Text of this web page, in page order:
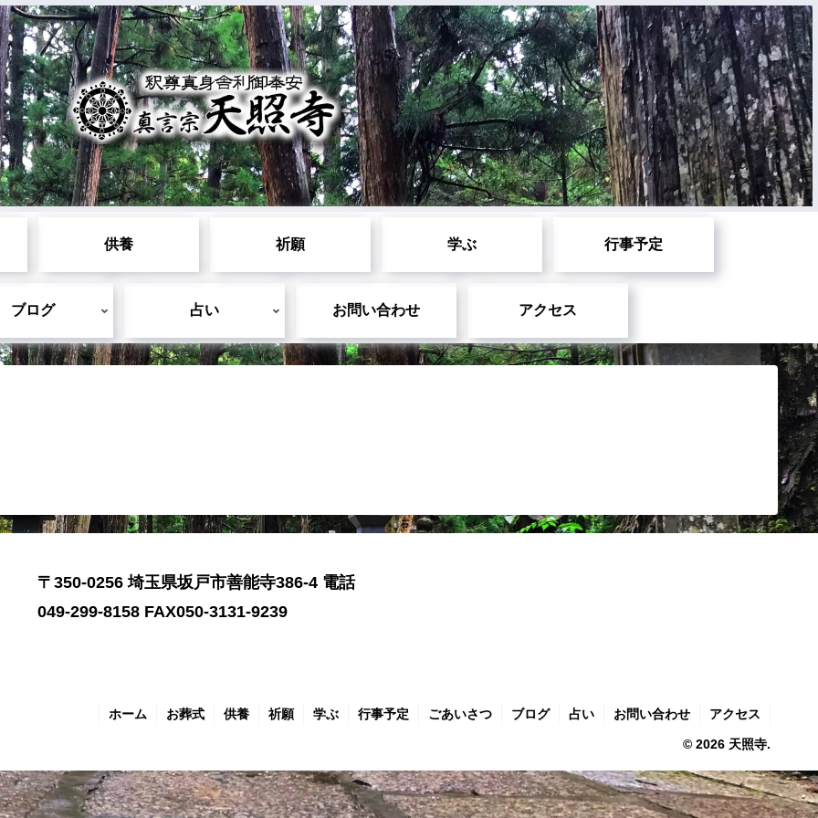
供養 祈願 学ぶ 行事予定
ブログ 占い お問い合わせ アクセス
〒350-0256 埼玉県坂戸市善能寺386-4 電話
049-299-8158 FAX050-3131-9239
ホーム お葬式 供養 祈願 学ぶ 行事予定 ごあいさつ ブログ 占い お問い合わせ アクセス
© 2026 天照寺.